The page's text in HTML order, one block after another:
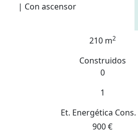
| Con ascensor
210 m2
Construidos
0
1
Et. Energética Cons.
900 €